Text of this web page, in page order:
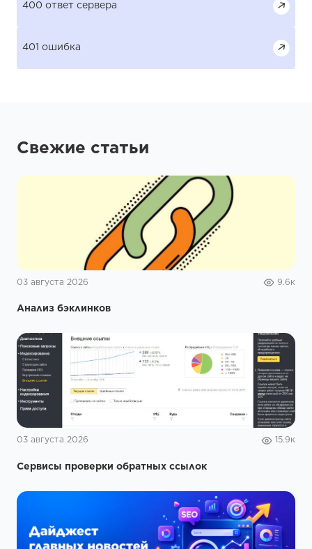
400 ответ сервера
401 ошибка
Свежие статьи
03 августа 2026 9.6к
Анализ бэклинков
03 августа 2026 15.9к
Сервисы проверки обратных ссылок